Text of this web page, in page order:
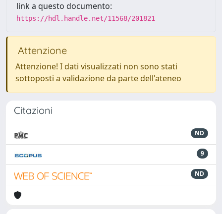
link a questo documento:
https://hdl.handle.net/11568/201821
Attenzione
Attenzione! I dati visualizzati non sono stati
sottoposti a validazione da parte dell'ateneo
Citazioni
ND
9
ND